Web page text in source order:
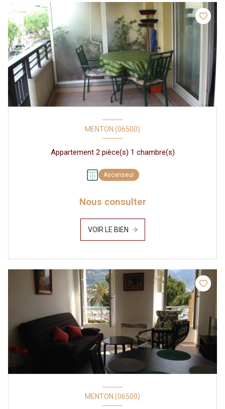
MENTON (06500)
Appartement 2 pièce(s) 1 chambre(s)
Ascenseur
Nous consulter
VOIR LE BIEN
MENTON (06500)